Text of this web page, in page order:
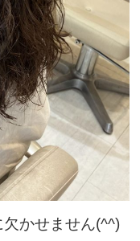
かせません(^^)